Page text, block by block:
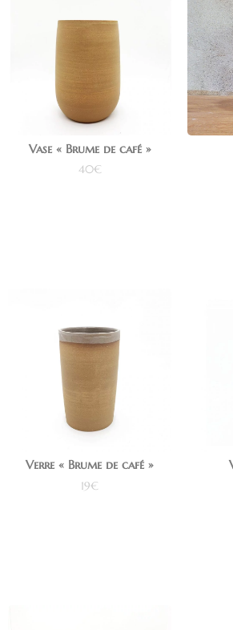
Vase « Brume de café »
40€
Verre « Brume de café »
19€